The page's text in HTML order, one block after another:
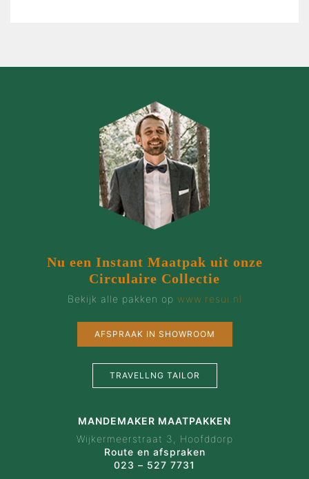
Nu een Instant Maatpak uit onze
Circulaire Collectie
Bekijk alle pakken op www.resui.nl
AFSPRAAK IN SHOWROOM
TRAVELLNG TAILOR
MANDEMAKER MAATPAKKEN
Wijkermeerstraat 3, Hoofddorp
Route en afspraken
023 – 527 7731